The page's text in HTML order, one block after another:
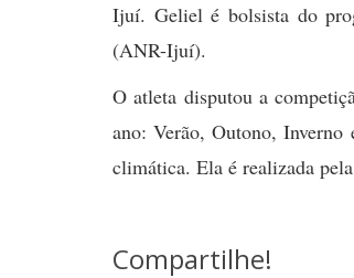
Ijuí. Geliel é bolsista do
(ANR-Ijuí).
O atleta disputou a
ano: Verão, Outono, Inverno
climática. Ela é realizada
Compartilhe!